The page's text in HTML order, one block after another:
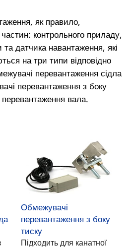
як правило,
контрольного приладу,
та датчика навантаження, які
на три типи відповідно
перевантаження сідла
перевантаження з боку
вала.
Обмежувачі
перевантаження з боку
тиску
Підходить для канатної